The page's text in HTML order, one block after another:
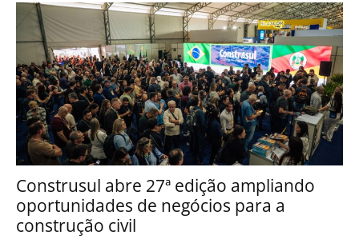
Construsul abre 27ª edição ampliando
oportunidades de negócios para a
construção civil